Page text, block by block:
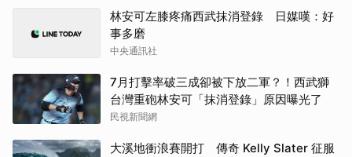
林安可左膝疼痛西武抹消登錄 日媒嘆：好
事多磨
中央通訊社
7月打擊率破三成卻被下放二軍？！西武獅
台灣重砲林安可「抹消登錄」原因曝光了
民視新聞網
大溪地衝浪賽開打 傳奇 Kelly Slater 征服